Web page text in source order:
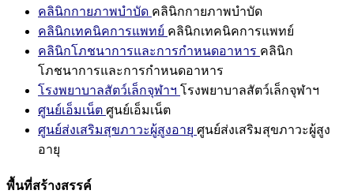
คลินิกกายภาพบำบัด คลินิกกายภาพบำบัด
คลินิกเทคนิคการแพทย์ คลินิกเทคนิคการแพทย์
คลินิกโภชนาการและการกำหนดอาหาร คลินิก
โภชนาการและการกำหนดอาหาร
โรงพยาบาลสัตว์เล็กจุฬาฯ โรงพยาบาลสัตว์เล็กจุฬาฯ
ศูนย์เอ็มเน็ต ศูนย์เอ็มเน็ต
ศูนย์ส่งเสริมสุขภาวะผู้สูงอายุ ศูนย์ส่งเสริมสุขภาวะผู้สูง
อายุ
พื้นที่สร้างสรรค์